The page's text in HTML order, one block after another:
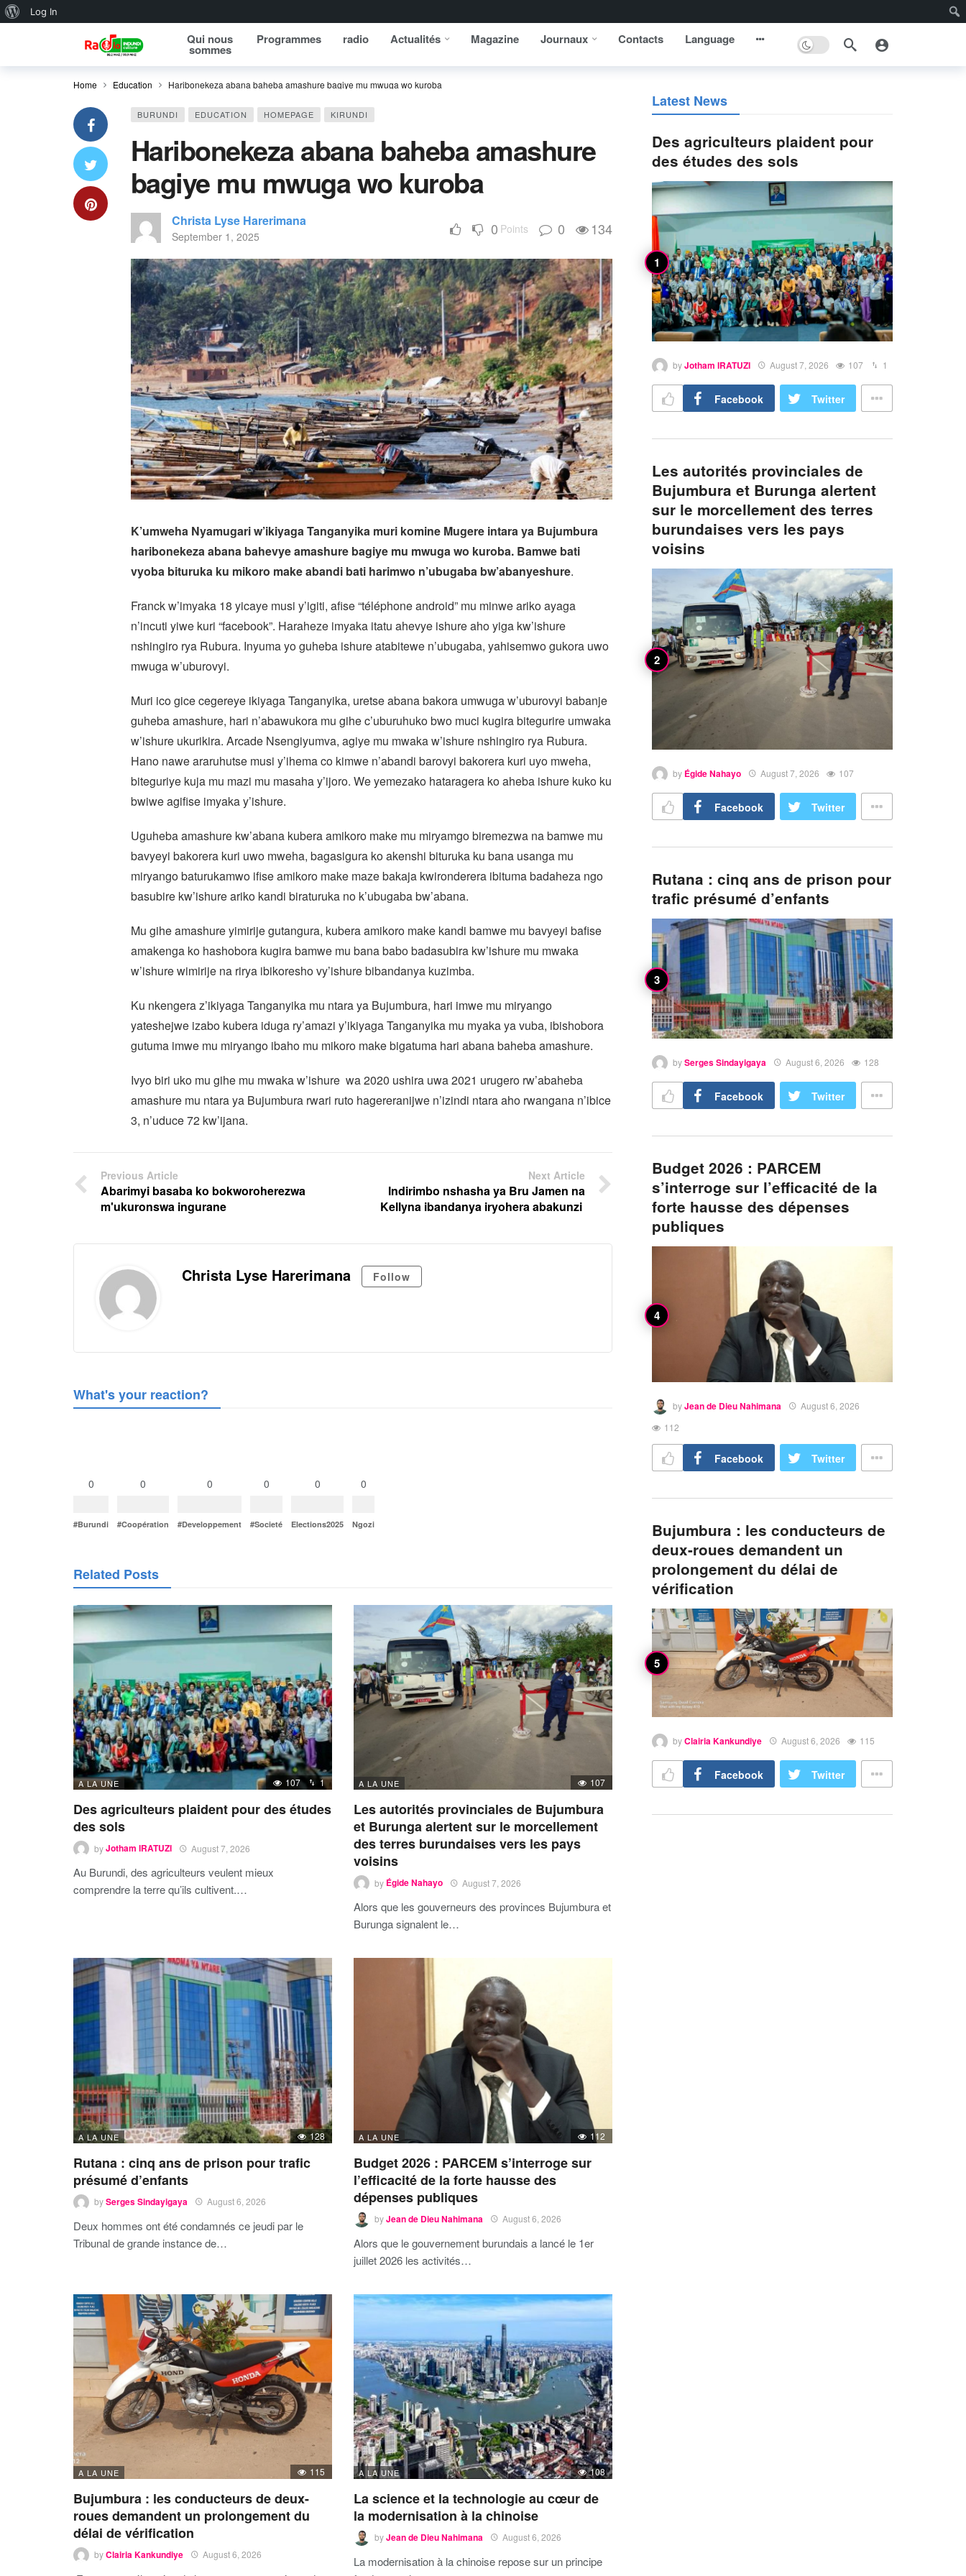
About WordPress
Log In
Qui nous
sommes
Programmes radio Actualités Magazine Journaux Contacts Language
Home Education Haribonekeza abana baheba amashure bagiye mu mwuga wo kuroba
BURUNDI EDUCATION HOMEPAGE KIRUNDI
Haribonekeza abana baheba amashure
bagiye mu mwuga wo kuroba
Christa Lyse Harerimana
September 1, 2025 0 Points 0 134
K’umweha Nyamugari w’ikiyaga Tanganyika muri komine Mugere intara ya Bujumbura
haribonekeza abana bahevye amashure bagiye mu mwuga wo kuroba. Bamwe bati
vyoba bituruka ku mikoro make abandi bati harimwo n’ubugaba bw’abanyeshure.
Franck w’imyaka 18 yicaye musi y’igiti, afise “téléphone android” mu minwe ariko ayaga
n’incuti yiwe kuri “facebook”. Haraheze imyaka itatu ahevye ishure aho yiga kw’ishure
nshingiro rya Rubura. Inyuma yo guheba ishure atabitewe n’ubugaba, yahisemwo gukora uwo
mwuga w’uburovyi.
Muri ico gice cegereye ikiyaga Tanganyika, uretse abana bakora umwuga w’uburovyi babanje
guheba amashure, hari n’abawukora mu gihe c’uburuhuko bwo muci kugira bitegurire umwaka
w’ishure ukurikira. Arcade Nsengiyumva, agiye mu mwaka w’ishure nshingiro rya Rubura.
Hano nawe araruhutse musi y’ihema co kimwe n’abandi barovyi bakorera kuri uyo mweha,
biteguriye kuja mu mazi mu masaha y’ijoro. We yemezako hataragera ko aheba ishure kuko ku
bwiwe agifise imyaka y’ishure.
Uguheba amashure kw’abana kubera amikoro make mu miryamgo biremezwa na bamwe mu
bavyeyi bakorera kuri uwo mweha, bagasigura ko akenshi bituruka ku bana usanga mu
miryango baturukamwo ifise amikoro make maze bakaja kwironderera ibituma badaheza ngo
basubire kw’ishure ariko kandi biraturuka no k’ubugaba bw’abana.
Mu gihe amashure yimirije gutangura, kubera amikoro make kandi bamwe mu bavyeyi bafise
amakenga ko hashobora kugira bamwe mu bana babo badasubira kw’ishure mu mwaka
w’ishure wimirije na rirya ibikoresho vy’ishure bibandanya kuzimba.
Ku nkengera z’ikiyaga Tanganyika mu ntara ya Bujumbura, hari imwe mu miryango
yateshejwe izabo kubera iduga ry’amazi y’ikiyaga Tanganyika mu myaka ya vuba, ibishobora
gutuma imwe mu miryango ibaho mu mikoro make bigatuma hari abana baheba amashure.
Ivyo biri uko mu gihe mu mwaka w’ishure wa 2020 ushira uwa 2021 urugero rw’abaheba
amashure mu ntara ya Bujumbura rwari ruto hagereranijwe n’izindi ntara aho rwangana n’ibice
3, n’uduce 72 kw’ijana.
Previous Article
Abarimyi basaba ko bokworoherezwa
m'ukuronswa ingurane
Next Article
Indirimbo nshasha ya Bru Jamen na
Kellyna ibandanya iryohera abakunzi
Christa Lyse Harerimana Follow
What's your reaction?
0
#Burundi
0
#Coopération
0
#Developpement
0
#Societé
0
Elections2025
0
Ngozi
Related Posts
A LA UNE 107 1
Des agriculteurs plaident pour des études
des sols
byJotham IRATUZI August 7, 2026
Au Burundi, des agriculteurs veulent mieux
comprendre la terre qu’ils cultivent.…
A LA UNE 107
Les autorités provinciales de Bujumbura
et Burunga alertent sur le morcellement
des terres burundaises vers les pays
voisins
by Égide Nahayo August 7, 2026
Alors que les gouverneurs des provinces Bujumbura et
Burunga signalent le…
A LA UNE 128
Rutana : cinq ans de prison pour trafic
présumé d’enfants
bySerges Sindayigaya August 6, 2026
Deux hommes ont été condamnés ce jeudi par le
Tribunal de grande instance de…
A LA UNE 112
Budget 2026 : PARCEM s’interroge sur
l’efficacité de la forte hausse des
dépenses publiques
byJean de Dieu Nahimana August 6, 2026
Alors que le gouvernement burundais a lancé le 1er
juillet 2026 les activités…
A LA UNE 115
Bujumbura : les conducteurs de deux-
roues demandent un prolongement du
délai de vérification
byClairia Kankundiye August 6, 2026
A LA UNE 108
La science et la technologie au cœur de
la modernisation à la chinoise
byJean de Dieu Nahimana August 6, 2026
La modernisation à la chinoise repose sur un principe
Latest News
Des agriculteurs plaident pour
des études des sols
byJotham IRATUZI August 7, 2026 107 1
Facebook Twitter
Les autorités provinciales de
Bujumbura et Burunga alertent
sur le morcellement des terres
burundaises vers les pays
voisins
by Égide Nahayo August 7, 2026 107
Facebook Twitter
Rutana : cinq ans de prison pour
trafic présumé d’enfants
bySerges Sindayigaya August 6, 2026 128
Facebook Twitter
Budget 2026 : PARCEM
s’interroge sur l’efficacité de la
forte hausse des dépenses
publiques
byJean de Dieu Nahimana
August 6, 2026
112
Facebook Twitter
Bujumbura : les conducteurs de
deux-roues demandent un
prolongement du délai de
vérification
byClairia Kankundiye August 6, 2026 115
Facebook Twitter